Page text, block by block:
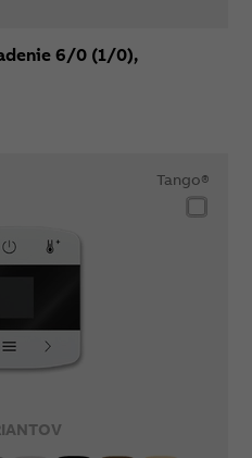
6/0 (1/0),
Tango®